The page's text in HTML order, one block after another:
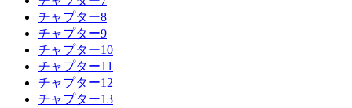
チャプター8
チャプター9
チャプター10
チャプター11
チャプター12
チャプター13